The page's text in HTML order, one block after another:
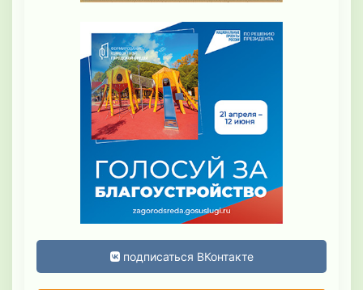
подписаться ВКонтакте